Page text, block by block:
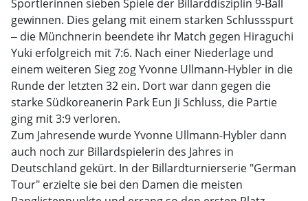
Sportlerinnen sieben Spiele der Billarddisziplin 9-Ball
gewinnen. Dies gelang mit einem starken Schlussspurt
‒ die Münchnerin beendete ihr Match gegen Hiraguchi
Yuki erfolgreich mit 7:6. Nach einer Niederlage und
einem weiteren Sieg zog Yvonne Ullmann-Hybler in die
Runde der letzten 32 ein. Dort war dann gegen die
starke Südkoreanerin Park Eun Ji Schluss, die Partie
ging mit 3:9 verloren.
Zum Jahresende wurde Yvonne Ullmann-Hybler dann
auch noch zur Billardspielerin des Jahres in
Deutschland gekürt. In der Billardturnierserie "German
Tour" erzielte sie bei den Damen die meisten